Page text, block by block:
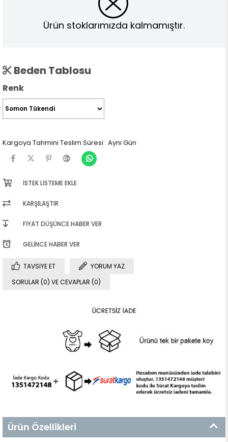
Ürün stoklarımızda kalmamıştır.
Beden Tablosu
Renk
Kargoya Tahmini Teslim Süresi : Aynı Gün
İSTEK LISTEME EKLE
KARŞILAŞTIR
FIYAT DÜŞÜNCE HABER VER
GELINCE HABER VER
TAVSIYE ET
YORUM YAZ
SORULAR (0) VE CEVAPLAR (0)
Ürün Özellikleri